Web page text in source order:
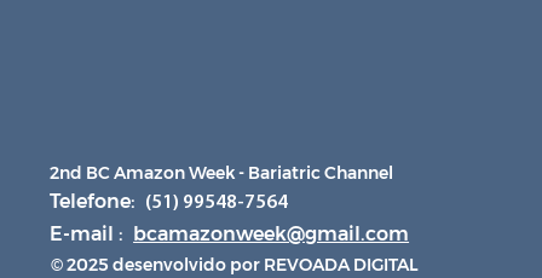
2nd BC Amazon Week - Bariatric Channel
Telefone: (51) 99548-7564
E-mail : bcamazonweek@gmail.com
© 2025 desenvolvido por REVOADA DIGITAL